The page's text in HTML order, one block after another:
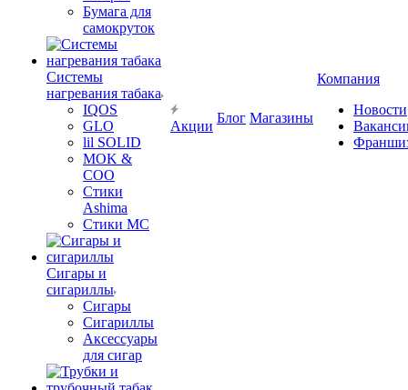
Бумага для
самокруток
Системы
нагревания табака
IQOS
GLO
lil SOLID
MOK &
COO
Стики
Ashima
Стики MC
Сигары и
сигариллы
Сигары
Сигариллы
Аксессуары
для сигар
Акции
Блог Магазины
Компания
Новости